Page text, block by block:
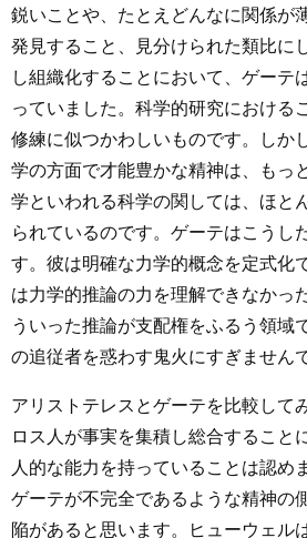
鋭いことや、たとえどんなに関係が
発見すること、見分けられた類比に
し組織化することにおいて、ゲーテ
っていました。科学的研究における
修練に似つかわしいものです。しか
学の方面で才能豊かな精神は、もっ
学といわれる科学の関しては、ほと
られているのです。ゲーテはこうし
す。彼は明確な力学的概念を定式化
は力学的推論の力を理解できなかっ
ういった推論が支配権をふるう領域
の追従者を惑わす鬼火にすぎません
アリストテレスとゲーテを比較して
ロス人が事実を集積し総合すること
人的な能力を持っていることは認め
ゲーテが不完全であるような精神の
陥があると思います。ヒューウェル